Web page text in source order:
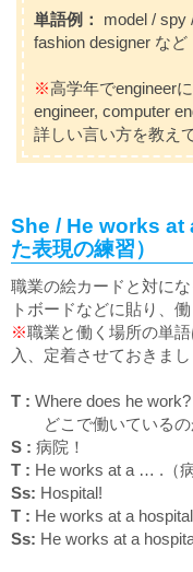
単語例：
model / spy
fashion designer など
※高学年でengineer
engineer, computer
詳しい言い方を教え
She / He works at
た表現の練習）
職業の絵カードと対に
トボードなどに貼り、
※職業と働く場所の単
入、定着させておきまし
T : Where does he work?
どこで働いているの
S : 病院！
T : He works at a … . （
Ss: Hospital!
T : He works at a
Ss: He works at a